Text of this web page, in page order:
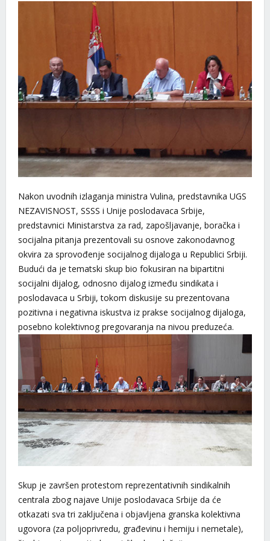
Nakon uvodnih izlaganja ministra Vulina, predstavnika UGS
NEZAVISNOST, SSSS i Unije poslodavaca Srbije,
predstavnici Ministarstva za rad, zapošljavanje, boračka i
socijalna pitanja prezentovali su osnove zakonodavnog
okvira za sprovođenje socijalnog dijaloga u Republici Srbiji.
Budući da je tematski skup bio fokusiran na bipartitni
socijalni dijalog, odnosno dijalog između sindikata i
poslodavaca u Srbiji, tokom diskusije su prezentovana
pozitivna i negativna iskustva iz prakse socijalnog dijaloga,
posebno kolektivnog pregovaranja na nivou preduzeća.
Skup je završen protestom reprezentativnih sindikalnih
centrala zbog najave Unije poslodavaca Srbije da će
otkazati sva tri zaključena i objavljena granska kolektivna
ugovora (za poljoprivredu, građevinu i hemiju i nemetale),